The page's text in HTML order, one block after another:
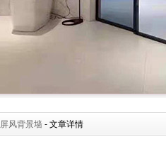
屏风背景墙 - 文章详情